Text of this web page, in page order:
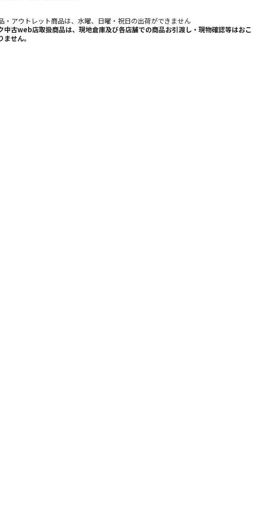
・アウトレット商品は、水曜、日曜・祝日の出荷ができません
中古web店取扱商品は、現地倉庫及び各店舗での商品お引渡し・現物確認等はおこ
せん。